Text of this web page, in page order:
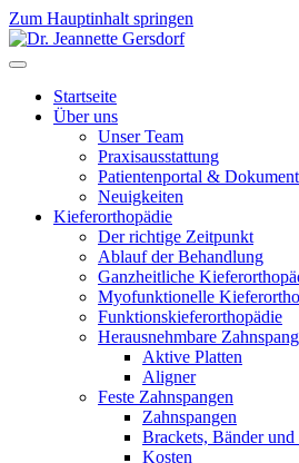
Zum Hauptinhalt springen
Startseite
Über uns
Unser Team
Praxisausstattung
Patientenportal &
Neuigkeiten
Kieferorthopädie
Der richtige Zeitpunkt
Ablauf der Behandlung
Ganzheitliche
Myofunktionelle
Funktionskieferorthopädie
Herausnehmbare
Aktive Platten
Aligner
Feste Zahnspangen
Zahnspangen
Brackets, Bänder und
Kosten